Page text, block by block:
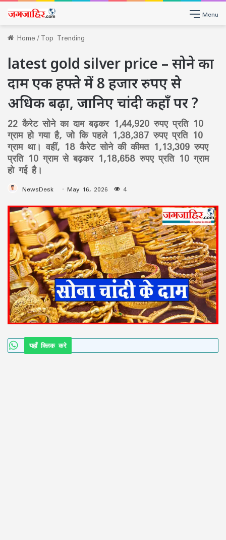
Menu
Home/Top Trending
latest gold silver price – सोने का
दाम एक हफ्ते में 8 हजार रुपए से
अधिक बढ़ा, जानिए चांदी कहाँ पर ?
22 कैरेट सोने का दाम बढ़कर 1,44,920 रुपए प्रति 10
ग्राम हो गया है, जो कि पहले 1,38,387 रुपए प्रति 10
ग्राम था। वहीं, 18 कैरेट सोने की कीमत 1,13,309 रुपए
प्रति 10 ग्राम से बढ़कर 1,18,658 रुपए प्रति 10 ग्राम
हो गई है।
NewsDesk May 16, 2026 4
यहाँ क्लिक करे